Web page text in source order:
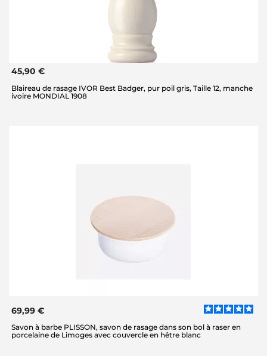
45,90 €
Blaireau de rasage IVOR Best Badger, pur poil gris, Taille 12, manche
ivoire MONDIAL 1908
69,99 €
Savon à barbe PLISSON, savon de rasage dans son bol à raser en
porcelaine de Limoges avec couvercle en hêtre blanc